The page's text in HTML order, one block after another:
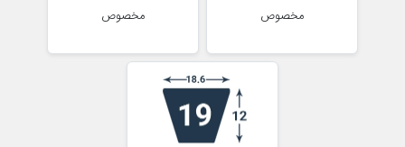
مخصوص مخصوص